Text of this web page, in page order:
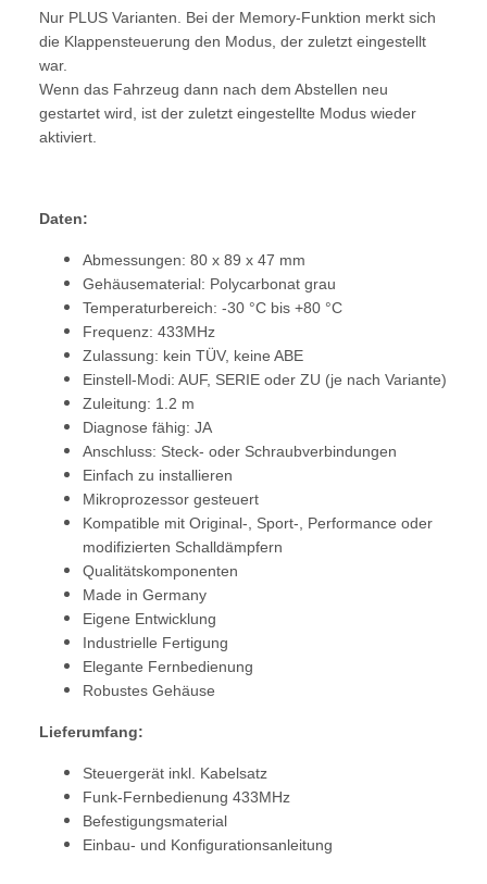
Nur PLUS Varianten. Bei der Memory-Funktion merkt sich
die Klappensteuerung den Modus, der zuletzt eingestellt
war.
Wenn das Fahrzeug dann nach dem Abstellen neu
gestartet wird, ist der zuletzt eingestellte Modus wieder
aktiviert.
Daten:
Abmessungen: 80 x 89 x 47 mm
Gehäusematerial: Polycarbonat grau
Temperaturbereich: -30 °C bis +80 °C
Frequenz: 433MHz
Zulassung: kein TÜV, keine ABE
Einstell-Modi: AUF, SERIE oder ZU (je nach Variante)
Zuleitung: 1.2 m
Diagnose fähig: JA
Anschluss: Steck- oder Schraubverbindungen
Einfach zu installieren
Mikroprozessor gesteuert
Kompatible mit Original-, Sport-, Performance oder
modifizierten Schalldämpfern
Qualitätskomponenten
Made in Germany
Eigene Entwicklung
Industrielle Fertigung
Elegante Fernbedienung
Robustes Gehäuse
Lieferumfang:
Steuergerät inkl. Kabelsatz
Funk-Fernbedienung 433MHz
Befestigungsmaterial
Einbau- und Konfigurationsanleitung